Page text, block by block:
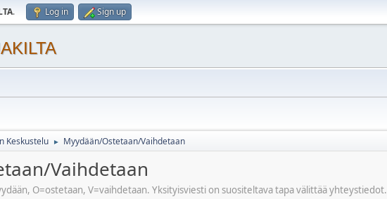
. Log in Sign up
Keskustelu ► Myydään/Ostetaan/Vaihdetaan
Vaihdetaan
O=ostetaan, V=vaihdetaan. Yksityisviesti on suositeltava tapa välittää yhteystiedot.